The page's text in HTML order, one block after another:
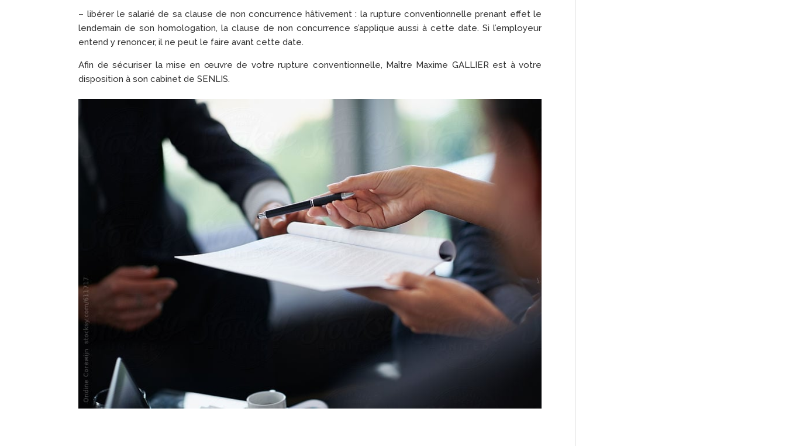
– libérer le salarié de sa clause de non concurrence hâtivement : la rupture conventionnelle prenant effet le
lendemain de son homologation, la clause de non concurrence s’applique aussi à cette date. Si l’employeur
entend y renoncer, il ne peut le faire avant cette date.
Afin de sécuriser la mise en œuvre de votre rupture conventionnelle, Maître Maxime GALLIER est à votre
disposition à son cabinet de SENLIS.